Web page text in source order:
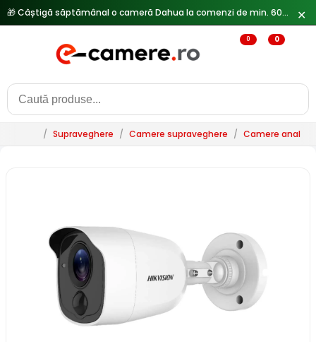
✕
0 0
/ Supraveghere / Camere supraveghere / Camere